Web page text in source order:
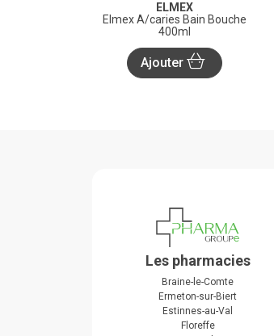
ELMEX
Elmex A/caries Bain Bouche
400ml
Ajouter
Les pharmacies
Braine-le-Comte
Ermeton-sur-Biert
Estinnes-au-Val
Floreffe